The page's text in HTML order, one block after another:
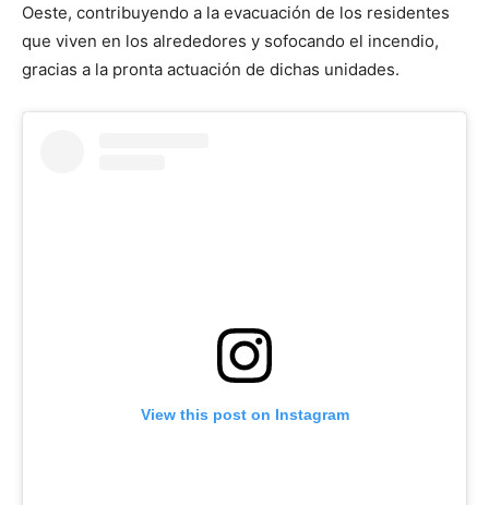
Oeste, contribuyendo a la evacuación de los residentes
que viven en los alrededores y sofocando el incendio,
gracias a la pronta actuación de dichas unidades.
View this post on Instagram